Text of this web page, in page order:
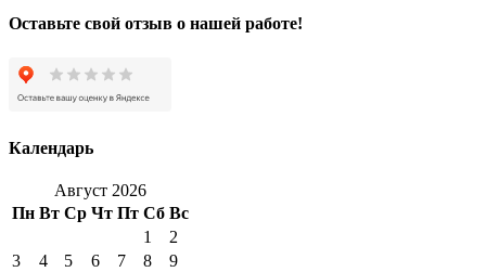
Оставьте свой отзыв о нашей работе!
Календарь
Август 2026
Пн Вт Ср Чт Пт Сб Вс
1
2
3
4 5 6 7 8
9